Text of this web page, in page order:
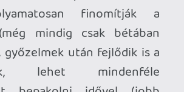
is hozzászólj, be kell
2022.08.08 13:59:34 #1xjhc